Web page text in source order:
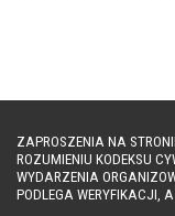
ZAPROSZENIA NA
ROZUMIENIU KODEKSU
WYDARZENIA
PODLEGA WERYFIKACJI,